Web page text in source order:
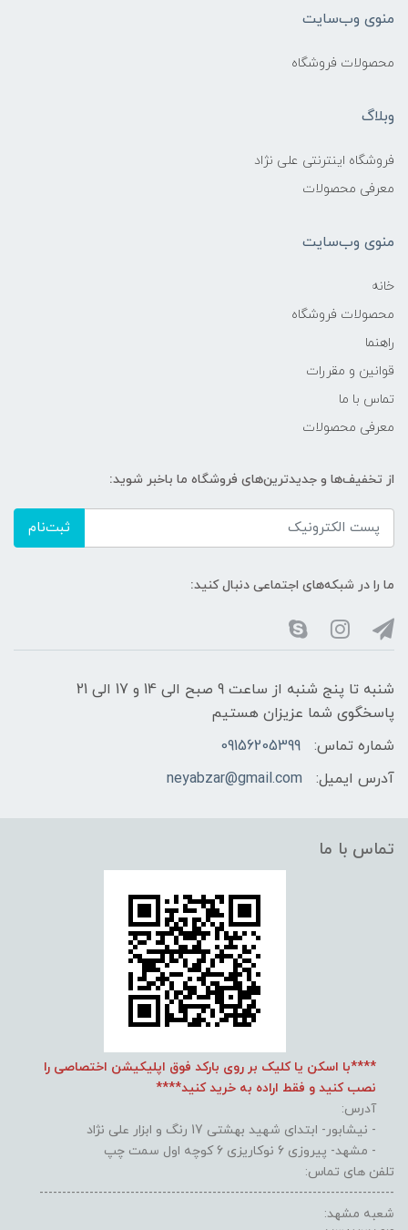
منوی وب‌سایت
محصولات فروشگاه
وبلاگ
فروشگاه اینترنتی علی نژاد
معرفی محصولات
منوی وب‌سایت
خانه
محصولات فروشگاه
راهنما
قوانین و مقررات
تماس با ما
معرفی محصولات
از تخفیف‌ها و جدیدترین‌های فروشگاه ما باخبر شوید:
ثبت‌نام
ما را در شبکه‌های اجتماعی دنبال کنید:
شنبه تا پنج شنبه از ساعت 9 صبح الی 14 و 17 الی 21
پاسخگوی شما عزیزان هستیم
شماره تماس:
09156205399
آدرس ایمیل:
neyabzar@gmail.com
تماس با ما
****با اسکن یا کلیک بر روی بارکد فوق اپلیکیشن اختصاصی را
نصب کنید و فقط اراده به خرید کنید****
آدرس:
- نیشابور- ابتدای شهید بهشتی 17 رنگ و ابزار علی نژاد
- مشهد- پیروزی 6 نوکاریزی 6 کوچه اول سمت چپ
تلفن های تماس:
------------------------------------------------------------------------------
شعبه مشهد: